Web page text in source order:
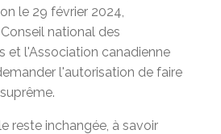
le 29 février 2024,
national des
et l'Association canadienne
l'autorisation de faire
reste inchangée, à savoir